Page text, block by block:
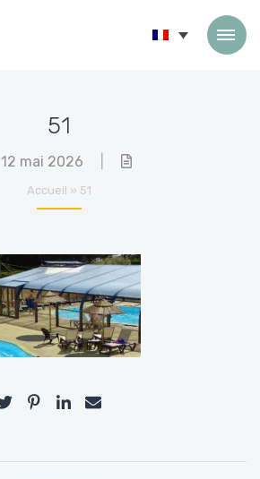
51
12 mai 2026
Accueil » 51